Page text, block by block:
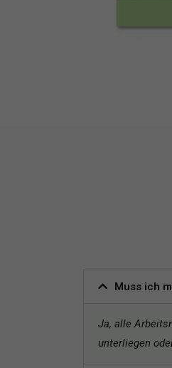
Muss ich
Ja, alle
unterliegen